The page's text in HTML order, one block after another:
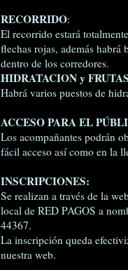
RECORRIDO:
El recorrido estará
flechas rojas, además
dentro de los corredores.
HIDRATACION y
Habrá varios puestos de
ACCESO PARA EL
Los acompañantes podrán
fácil acceso así como en la
INSCRIPCIONES:
Se realizan a través de la
local de RED PAGOS a
44367.
La inscripción queda
nuestra web.